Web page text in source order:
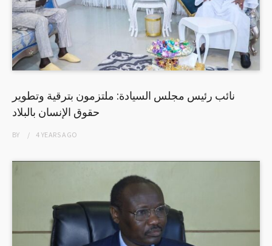
نائب رئيس مجلس السيادة: ملتزمون بترقية وتطوير
حقوق الإنسان بالبلاد
BY 4 YEARSAGO